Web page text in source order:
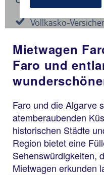
Mietwagen
Faro und
Faro und die Algarve
atemberaubenden
historischen Städte
Region bietet eine
Sehenswürdigkeiten,
Mietwagen erkunden